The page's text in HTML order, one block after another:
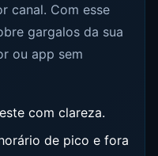
canal. Com esse
gargalos da sua
ou app sem
com clareza.
de pico e fora